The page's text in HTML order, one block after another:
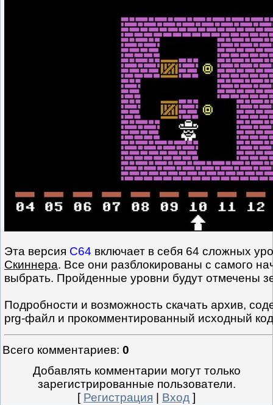
Эта версия C64 включает в себя 64 сложных
Скиннера. Все они разблокированы с самого
выбрать. Пройденные уровни будут отмечены
Подробности и возможность скачать архив,
prg-файл и прокомментированный исходный
Всего комментариев: 0
Добавлять комментарии могут только
зарегистрированные пользователи.
[ Регистрация Вход ]